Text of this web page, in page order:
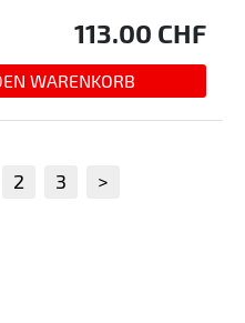
113.00 CHF
2 3 >